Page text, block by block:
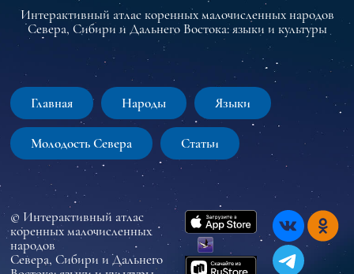
Интерактивный атлас коренных малочисленных народов
Севера, Сибири и Дальнего Востока: языки и культуры
Главная Народы Языки
Молодость Севера Статьи
© Интерактивный атлас
коренных малочисленных
народов
Севера, Сибири и Дальнего